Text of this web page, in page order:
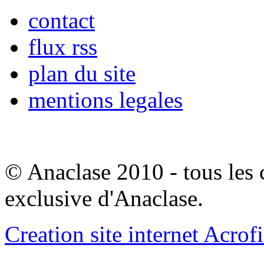
contact
flux rss
plan du site
mentions legales
© Anaclase 2010 - tous les
exclusive d'Anaclase.
Creation site internet